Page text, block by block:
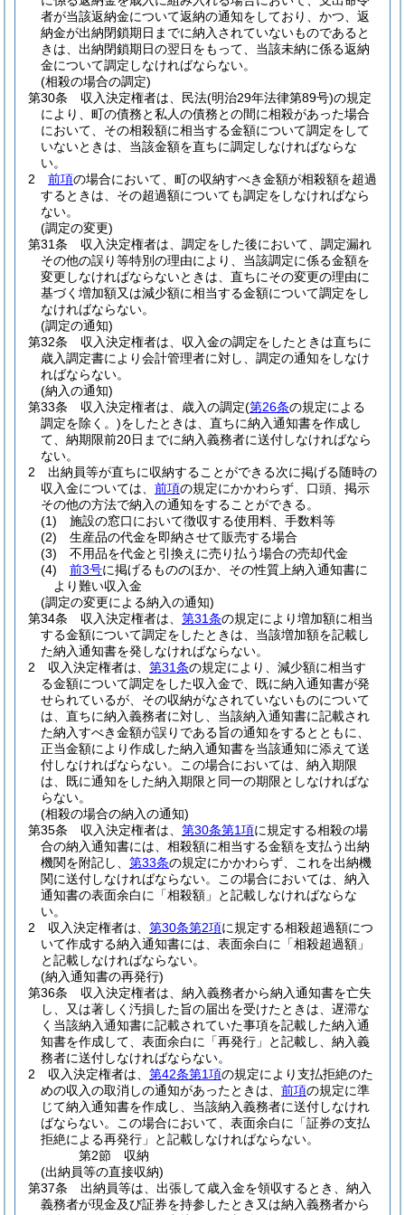
者が当該返納金について返納の通知をしており、かつ、返
納金が出納閉鎖期日までに納入されていないものであると
きは、出納閉鎖期日の翌日をもって、当該未納に係る返納
金について調定しなければならない。
(相殺の場合の調定)
第30条
収入決定権者は、民法(明治29年法律第89号)の規定
により、町の債務と私人の債務との間に相殺があった場合
において、その相殺額に相当する金額について調定をして
いないときは、当該金額を直ちに調定しなければならな
い。
2
前項の場合において、町の収納すべき金額が相殺額を超過
するときは、その超過額についても調定をしなければなら
ない。
(調定の変更)
第31条
収入決定権者は、調定をした後において、調定漏れ
その他の誤り等特別の理由により、当該調定に係る金額を
変更しなければならないときは、直ちにその変更の理由に
基づく増加額又は減少額に相当する金額について調定をし
なければならない。
(調定の通知)
第32条
収入決定権者は、収入金の調定をしたときは直ちに
歳入調定書により会計管理者に対し、調定の通知をしなけ
ればならない。
(納入の通知)
第33条
収入決定権者は、歳入の調定(第26条の規定による
調定を除く。)をしたときは、直ちに納入通知書を作成し
て、納期限前20日までに納入義務者に送付しなければなら
ない。
2
出納員等が直ちに収納することができる次に掲げる随時の
収入金については、 前項の規定にかかわらず、口頭、掲示
その他の方法で納入の通知をすることができる。
(1)
施設の窓口において徴収する使用料、手数料等
(2)
生産品の代金を即納させて販売する場合
(3)
不用品を代金と引換えに売り払う場合の売却代金
(4)
前3号に掲げるもののほか、その性質上納入通知書に
より難い収入金
(調定の変更による納入の通知)
第34条
収入決定権者は、 第31条の規定により増加額に相当
する金額について調定をしたときは、当該増加額を記載し
た納入通知書を発しなければならない。
2
収入決定権者は、 第31条の規定により、減少額に相当す
る金額について調定をした収入金で、既に納入通知書が発
せられているが、その収納がなされていないものについて
は、直ちに納入義務者に対し、当該納入通知書に記載され
た納入すべき金額が誤りである旨の通知をするとともに、
正当金額により作成した納入通知書を当該通知に添えて送
付しなければならない。
この場合においては、納入期限
は、既に通知をした納入期限と同一の期限としなければな
らない。
(相殺の場合の納入の通知)
第35条
収入決定権者は、 第30条第1項に規定する相殺の場
合の納入通知書には、相殺額に相当する金額を支払う出納
機関を附記し、 第33条の規定にかかわらず、これを出納機
関に送付しなければならない。
この場合においては、納入
通知書の表面余白に「相殺額」と記載しなければならな
い。
2
収入決定権者は、 第30条第2項に規定する相殺超過額につ
いて作成する納入通知書には、表面余白に「相殺超過額」
と記載しなければならない。
(納入通知書の再発行)
第36条
収入決定権者は、納入義務者から納入通知書を亡失
し、又は著しく汚損した旨の届出を受けたときは、遅滞な
く当該納入通知書に記載されていた事項を記載した納入通
知書を作成して、表面余白に「再発行」と記載し、納入義
務者に送付しなければならない。
2
収入決定権者は、 第42条第1項の規定により支払拒絶のた
めの収入の取消しの通知があったときは、 前項の規定に準
じて納入通知書を作成し、当該納入義務者に送付しなけれ
ばならない。
この場合において、表面余白に「証券の支払
拒絶による再発行」と記載しなければならない。
第2節
収納
(出納員等の直接収納)
第37条
出納員等は、出張して歳入金を領収するとき、納入
義務者が現金及び証券を持参したとき又は納入義務者から